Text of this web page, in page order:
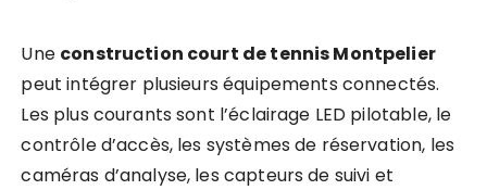
Une construction court de tennis Montpelier
peut intégrer plusieurs équipements connectés.
Les plus courants sont l’éclairage LED pilotable, le
contrôle d’accès, les systèmes de réservation, les
caméras d’analyse, les capteurs de suivi et